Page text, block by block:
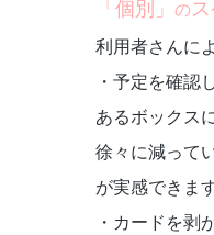
「個別」 の
利用者さんに
・予定を確認
あるボックス
徐々に減って
が実感できます
・カードを剥